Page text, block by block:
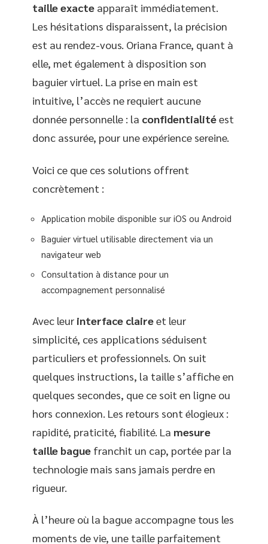
taille exacte apparaît immédiatement.
Les hésitations disparaissent, la précision
est au rendez-vous. Oriana France, quant à
elle, met également à disposition son
baguier virtuel. La prise en main est
intuitive, l’accès ne requiert aucune
donnée personnelle : la confidentialitéest
donc assurée, pour une expérience sereine.
Voici ce que ces solutions offrent
concrètement :
Application mobile disponible sur iOS ou Android
Baguier virtuel utilisable directement via un
navigateur web
Consultation à distance pour un
accompagnement personnalisé
Avec leur interface claireet leur
simplicité, ces applications séduisent
particuliers et professionnels. On suit
quelques instructions, la taille s’affiche en
quelques secondes, que ce soit en ligne ou
hors connexion. Les retours sont élogieux :
rapidité, praticité, fiabilité. La mesure
taille bague franchit un cap, portée par la
technologie mais sans jamais perdre en
rigueur.
À l’heure où la bague accompagne tous les
moments de vie, une taille parfaitement